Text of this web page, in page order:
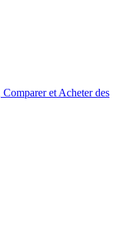
Comparer et Acheter des